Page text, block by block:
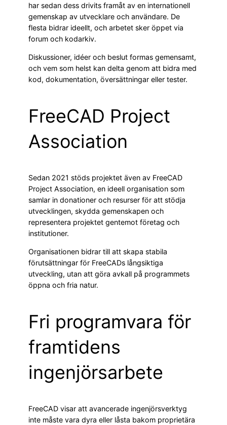
har sedan dess drivits framåt av en internationell
gemenskap av utvecklare och användare. De
flesta bidrar ideellt, och arbetet sker öppet via
forum och kodarkiv.
Diskussioner, idéer och beslut formas gemensamt,
och vem som helst kan delta genom att bidra med
kod, dokumentation, översättningar eller tester.
FreeCAD Project
Association
Sedan 2021 stöds projektet även av FreeCAD
Project Association, en ideell organisation som
samlar in donationer och resurser för att stödja
utvecklingen, skydda gemenskapen och
representera projektet gentemot företag och
institutioner.
Organisationen bidrar till att skapa stabila
förutsättningar för FreeCADs långsiktiga
utveckling, utan att göra avkall på programmets
öppna och fria natur.
Fri programvara för
framtidens
ingenjörsarbete
FreeCAD visar att avancerade ingenjörsverktyg
inte måste vara dyra eller låsta bakom proprietära